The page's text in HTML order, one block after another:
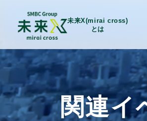
未来X(mirai cross)
とは
関連イ